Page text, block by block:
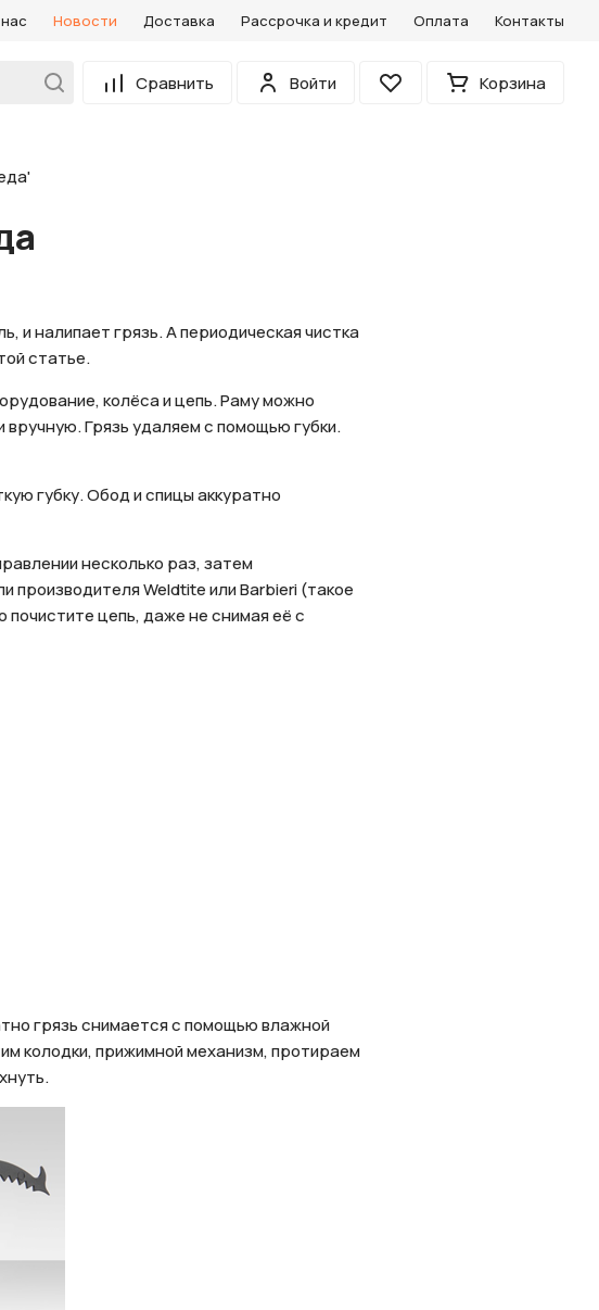
Новости Доставка Рассрочка и кредит Оплата Контакты
Сравнить
Войти
Избранное Корзина
и налипает грязь. А периодическая чистка
статье.
колёса и цепь. Раму можно
Грязь удаляем с помощью губки.
губку. Обод и спицы аккуратно
несколько раз, затем
производителя Weldtite или Barbieri (такое
цепь, даже не снимая её с
грязь снимается с помощью влажной
колодки, прижимной механизм, протираем